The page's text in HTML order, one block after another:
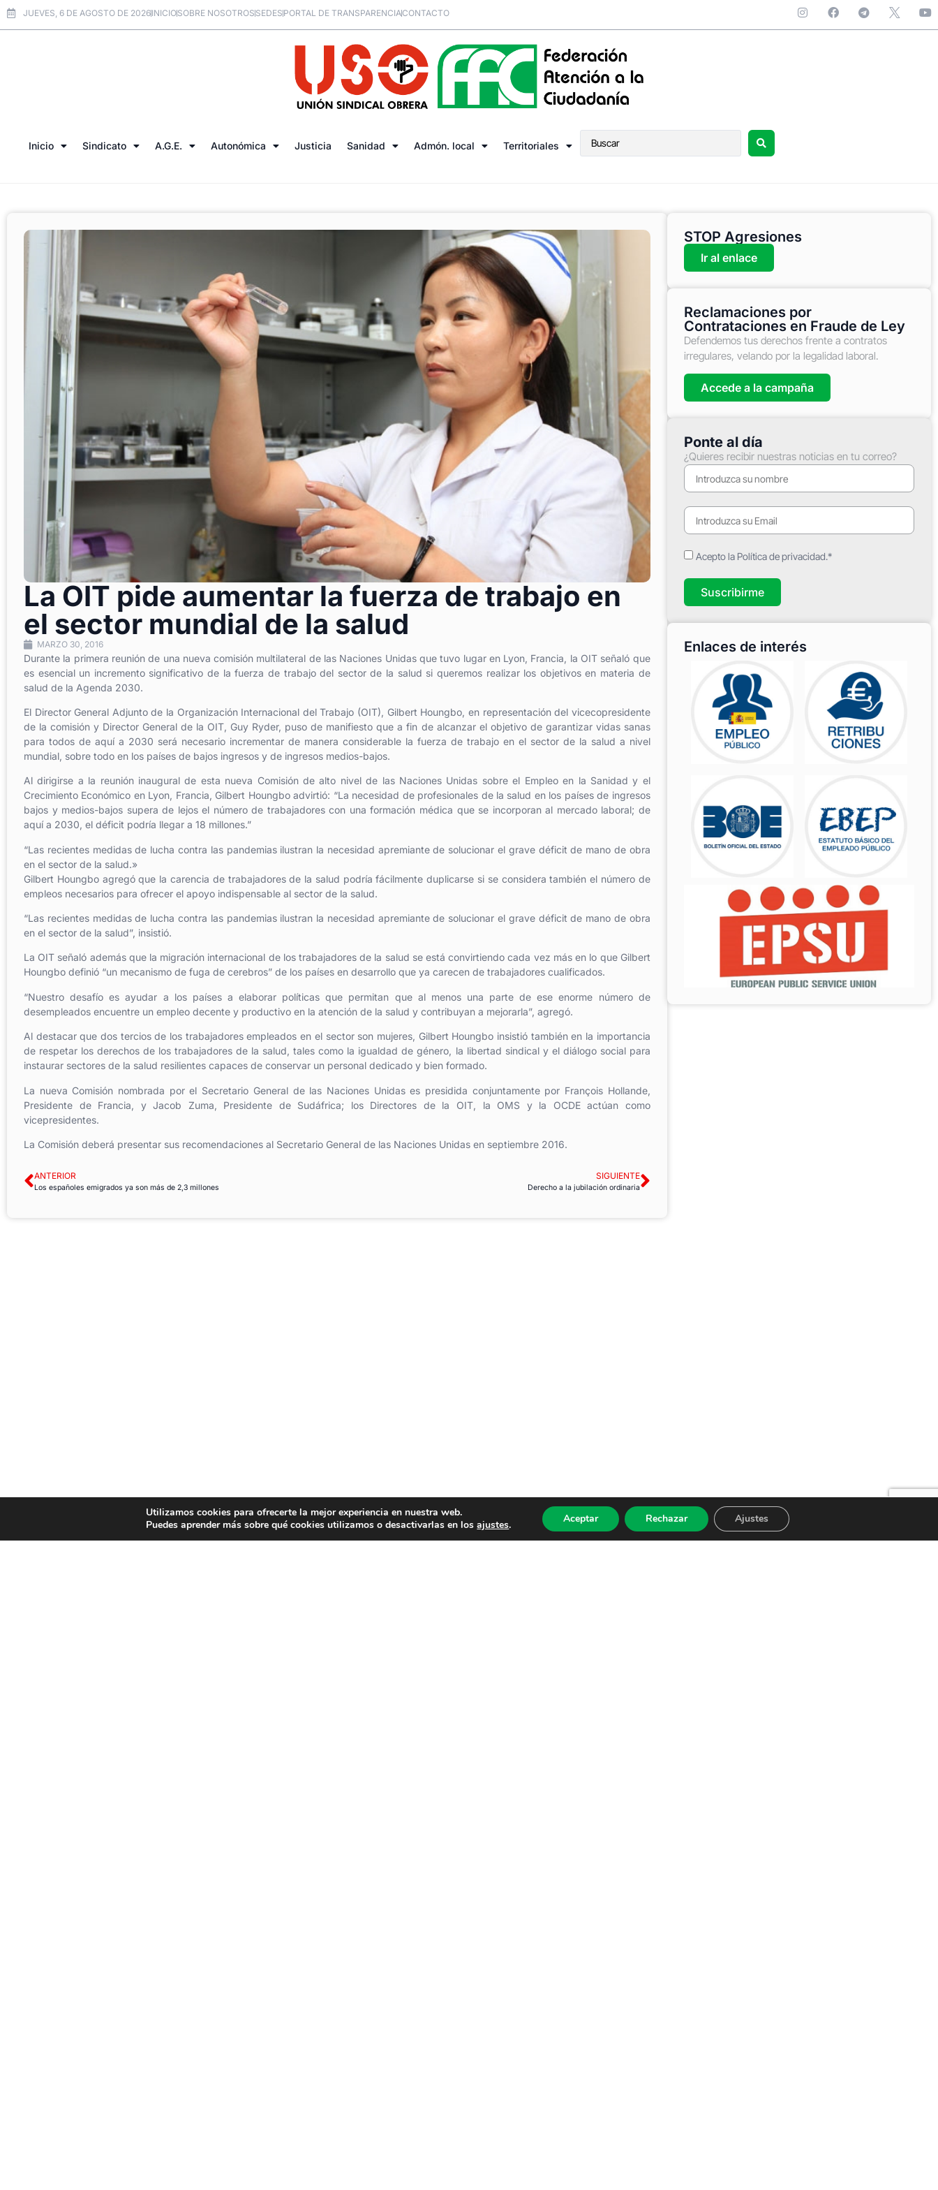
JUEVES, 6 DE AGOSTO DE 2026INICIOSOBRE NOSOTROSSEDESPORTAL DE TRANSPARENCIACONTACTO
Inicio Sindicato A.G.E. Autonómica Justicia Sanidad Admón. local Territoriales
La OIT pide aumentar la fuerza de trabajo en
el sector mundial de la salud
MARZO 30, 2016
Durante la primera reunión de una nueva comisión multilateral de las Naciones Unidas que tuvo lugar en Lyon, Francia, la OIT señaló que
es esencial un incremento significativo de la fuerza de trabajo del sector de la salud si queremos realizar los objetivos en materia de
salud de la Agenda 2030.
El Director General Adjunto de la Organización Internacional del Trabajo (OIT), Gilbert Houngbo, en representación del vicecopresidente
de la comisión y Director General de la OIT, Guy Ryder, puso de manifiesto que a fin de alcanzar el objetivo de garantizar vidas sanas
para todos de aquí a 2030 será necesario incrementar de manera considerable la fuerza de trabajo en el sector de la salud a nivel
mundial, sobre todo en los países de bajos ingresos y de ingresos medios-bajos.
Al dirigirse a la reunión inaugural de esta nueva Comisión de alto nivel de las Naciones Unidas sobre el Empleo en la Sanidad y el
Crecimiento Económico en Lyon, Francia, Gilbert Houngbo advirtió: “La necesidad de profesionales de la salud en los países de ingresos
bajos y medios-bajos supera de lejos el número de trabajadores con una formación médica que se incorporan al mercado laboral; de
aquí a 2030, el déficit podría llegar a 18 millones.”
“Las recientes medidas de lucha contra las pandemias ilustran la necesidad apremiante de solucionar el grave déficit de mano de obra
en el sector de la salud.»
Gilbert Houngbo agregó que la carencia de trabajadores de la salud podría fácilmente duplicarse si se considera también el número de
empleos necesarios para ofrecer el apoyo indispensable al sector de la salud.
“Las recientes medidas de lucha contra las pandemias ilustran la necesidad apremiante de solucionar el grave déficit de mano de obra
en el sector de la salud”, insistió.
La OIT señaló además que la migración internacional de los trabajadores de la salud se está convirtiendo cada vez más en lo que Gilbert
Houngbo definió “un mecanismo de fuga de cerebros” de los países en desarrollo que ya carecen de trabajadores cualificados.
“Nuestro desafío es ayudar a los países a elaborar políticas que permitan que al menos una parte de ese enorme número de
desempleados encuentre un empleo decente y productivo en la atención de la salud y contribuyan a mejorarla”, agregó.
Al destacar que dos tercios de los trabajadores empleados en el sector son mujeres, Gilbert Houngbo insistió también en la importancia
de respetar los derechos de los trabajadores de la salud, tales como la igualdad de género, la libertad sindical y el diálogo social para
instaurar sectores de la salud resilientes capaces de conservar un personal dedicado y bien formado.
La nueva Comisión nombrada por el Secretario General de las Naciones Unidas es presidida conjuntamente por François Hollande,
Presidente de Francia, y Jacob Zuma, Presidente de Sudáfrica; los Directores de la OIT, la OMS y la OCDE actúan como
vicepresidentes.
La Comisión deberá presentar sus recomendaciones al Secretario General de las Naciones Unidas en septiembre 2016.
ANTERIOR
Los españoles emigrados ya son más de 2,3 millones
SIGUIENTE
Derecho a la jubilación ordinaria
STOP Agresiones
Ir al enlace
Reclamaciones por
Contrataciones en Fraude de Ley
Defendemos tus derechos frente a contratos
irregulares, velando por la legalidad laboral.
Accede a la campaña
Ponte al día
¿Quieres recibir nuestras noticias en tu correo?
Acepto la Política de privacidad.*
Suscribirme
Enlaces de interés
Utilizamos cookies para ofrecerte la mejor experiencia en nuestra web.
Puedes aprender más sobre qué cookies utilizamos o desactivarlas en losajustes. Aceptar Rechazar Ajustes